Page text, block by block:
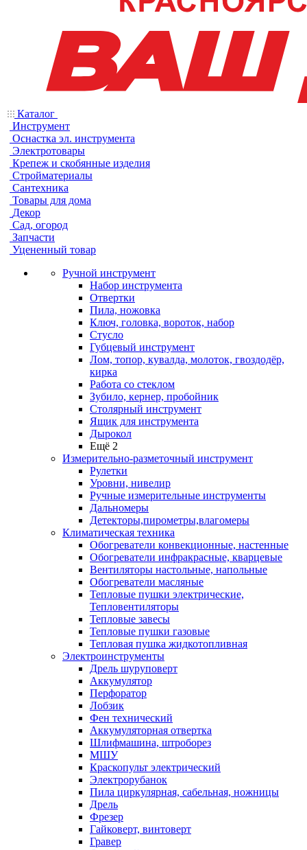
Каталог
Инструмент
Оснастка эл. инструмента
Электротовары
Крепеж и скобянные изделия
Стройматериалы
Сантехника
Товары для дома
Декор
Сад, огород
Запчасти
Уцененный товар
Ручной инструмент
Набор инструмента
Отвертки
Пила, ножовка
Ключ, головка, вороток, набор
Стусло
Губцевый инструмент
Лом, топор, кувалда, молоток, гвоздодёр,
кирка
Работа со стеклом
Зубило, кернер, пробойник
Столярный инструмент
Ящик для инструмента
Дырокол
Ещё 2
Измерительно-разметочный инструмент
Рулетки
Уровни, нивелир
Ручные измерительные инструменты
Дальномеры
Детекторы,пирометры,влагомеры
Климатическая техника
Обогреватели конвекционные, настенные
Обогреватели инфракрасные, кварцевые
Вентиляторы настольные, напольные
Обогреватели масляные
Тепловые пушки электрические,
Тепловентиляторы
Тепловые завесы
Тепловые пушки газовые
Тепловая пушка жидкотопливная
Электроинструменты
Дрель шуруповерт
Аккумулятор
Перфоратор
Лобзик
Фен технический
Аккумуляторная отвертка
Шлифмашина, штроборез
МШУ
Краскопульт электрический
Электрорубанок
Пила циркулярная, сабельная, ножницы
Дрель
Фрезер
Гайковерт, винтоверт
Гравер